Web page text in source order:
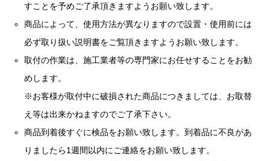
すことを予めご了承頂きますようお願い致します。
商品によって、使用方法が異なりますので設置・使用前には
必ず取り扱い説明書をご覧頂きますようお願い致します。
取付の作業は、施工業者等の専門家にお任せすることをお勧
めします。
※お客様が取付中に破損された商品につきましては、お取替
え等は出来かねますのでご了承下さい。
商品到着後すぐに検品をお願い致します。到着品に不良があ
りましたら1週間以内にご連絡をお願い致します。